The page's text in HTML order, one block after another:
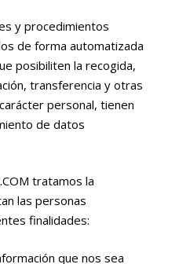
y procedimientos
de forma automatizada
posibiliten la recogida,
transferencia y otras
personal, tienen
de datos
tratamos la
las personas
finalidades:
que nos sea